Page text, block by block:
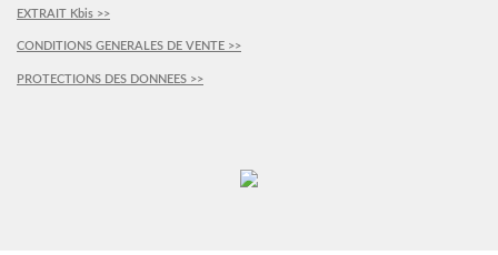
EXTRAIT Kbis >>
CONDITIONS GENERALES DE VENTE >>
PROTECTIONS DES DONNEES >>